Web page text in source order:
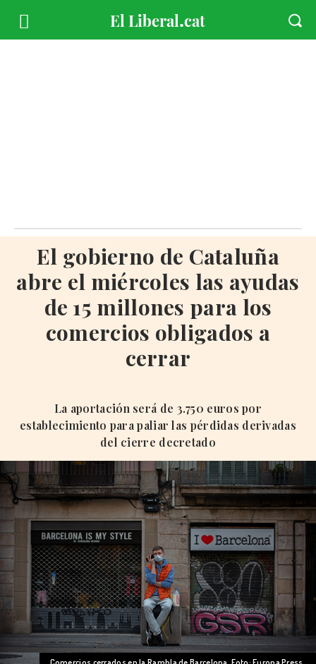
El gobierno de Cataluña
abre el miércoles las ayudas
de 15 millones para los
comercios obligados a
cerrar
La aportación será de 3.750 euros por
establecimiento para paliar las pérdidas derivadas
del cierre decretado